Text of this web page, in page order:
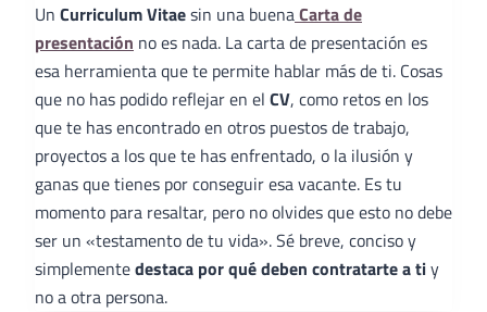
Un Curriculum Vitaesin una buenaCarta de
presentación no es nada. La carta de presentación es
esa herramienta que te permite hablar más de ti. Cosas
que no has podido reflejar en el CV, como retos en los
que te has encontrado en otros puestos de trabajo,
proyectos a los que te has enfrentado, o la ilusión y
ganas que tienes por conseguir esa vacante. Es tu
momento para resaltar, pero no olvides que esto no debe
ser un «testamento de tu vida». Sé breve, conciso y
simplementedestaca por qué deben contratarte a tiy
no a otra persona.